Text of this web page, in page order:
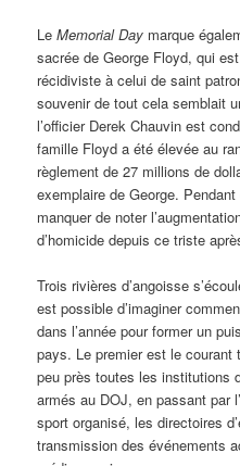
LeMemorial Day marque
sacrée de George Floyd, qui
récidiviste à celui de saint
souvenir de tout cela semblait
l’officier Derek Chauvin est
famille Floyd a été élevée au
règlement de 27 millions de
exemplaire de George.
manquer de noter
d’homicide depuis ce triste
Trois rivières d’angoisse
est possible d’imaginer
dans l’année pour former un
pays. Le premier est le courant
peu près toutes les institutions
armés au DOJ, en passant par
sport organisé, les directoires
transmission des événements